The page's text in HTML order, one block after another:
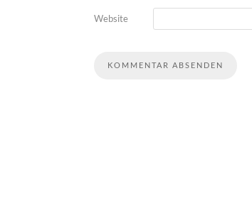
Website